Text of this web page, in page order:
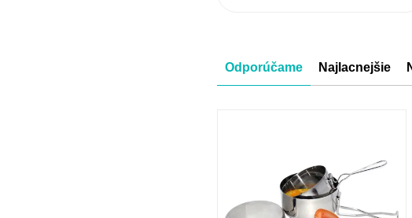
Radenie
Odporúčame Najlacnejšie
produktov